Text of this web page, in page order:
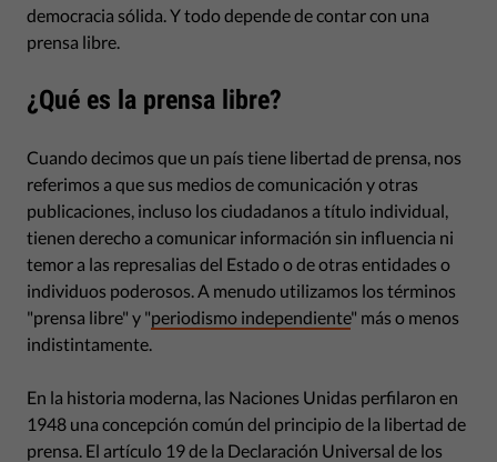
democracia sólida. Y todo depende de contar con una
prensa libre.
¿Qué es la prensa libre?
Cuando decimos que un país tiene libertad de prensa, nos
referimos a que sus medios de comunicación y otras
publicaciones, incluso los ciudadanos a título individual,
tienen derecho a comunicar información sin influencia ni
temor a las represalias del Estado o de otras entidades o
individuos poderosos. A menudo utilizamos los términos
"prensa libre" y "periodismo independiente" más o menos
indistintamente.
En la historia moderna, las Naciones Unidas perfilaron en
1948 una concepción común del principio de la libertad de
prensa. El artículo 19 de la Declaración Universal de los